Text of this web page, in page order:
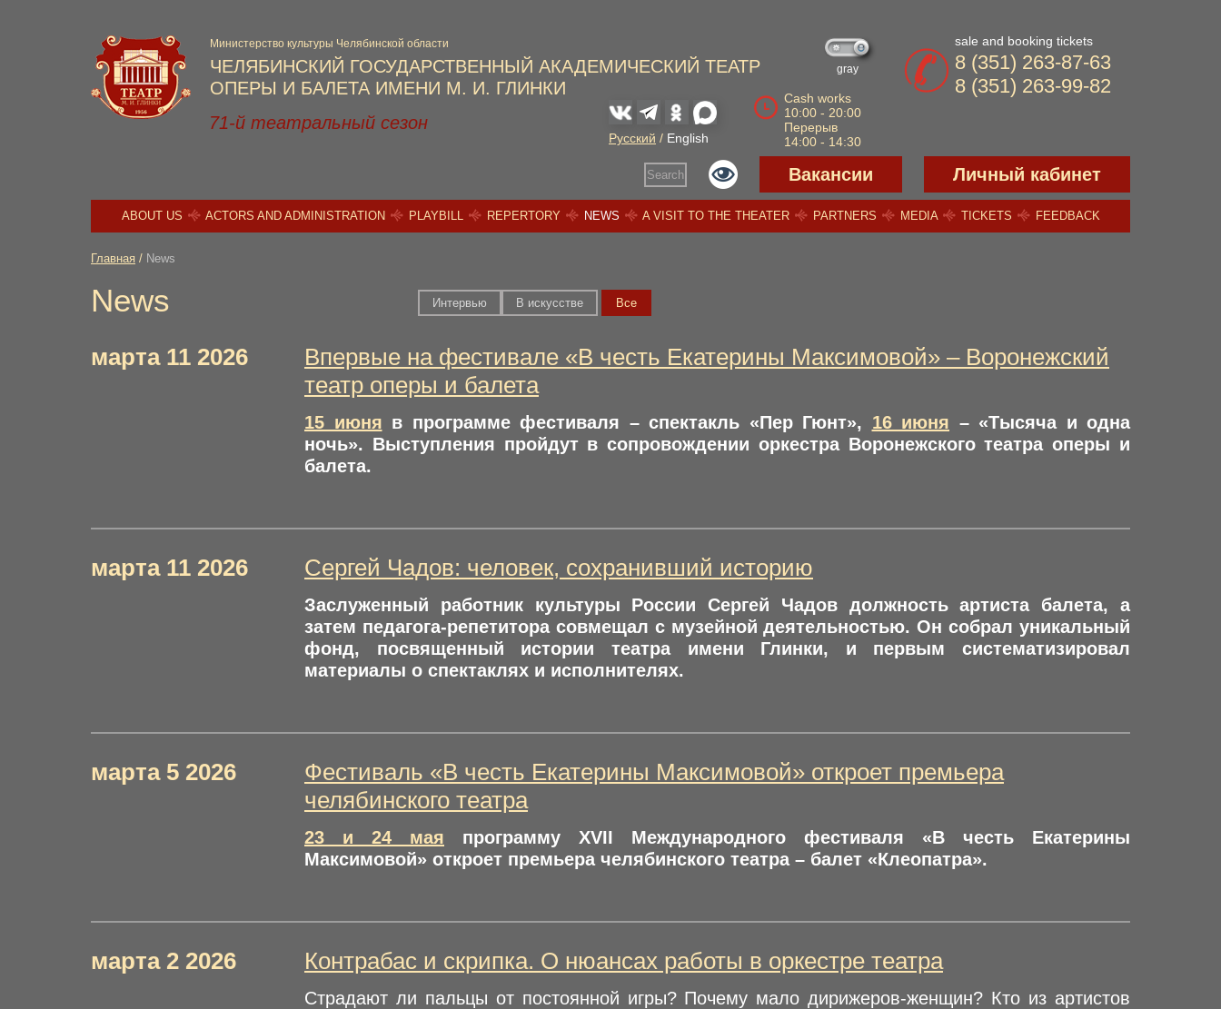
ЧЕЛЯБИНСКИЙ ГОСУДАРСТВЕННЫЙ АКАДЕМИЧЕСКИЙ ТЕАТР
ОПЕРЫ И БАЛЕТА ИМЕНИ М. И. ГЛИНКИ
Министерство культуры Челябинской области
gray
Cash works
10:00 - 20:00
Перерыв
14:00 - 14:30
Русский / English
sale and booking tickets
8 (351) 263-87-63
8 (351) 263-99-82
71-й театральный сезон
Search Вакансии Личный кабинет
ABOUT US ACTORS AND ADMINISTRATION PLAYBILL REPERTORY NEWS A VISIT TO THE THEATER PARTNERS MEDIA TICKETS FEEDBACK
Главная / News
News Интервью В искусстве Вce
марта 11 2026
Впервые на фестивале «В честь Екатерины Максимовой» – Воронежский
театр оперы и балета
15 июня в программе фестиваля – спектакль «Пер Гюнт», 16 июня – «Тысяча и одна
ночь». Выступления пройдут в сопровождении оркестра Воронежского театра оперы и
балета.
марта 11 2026 Сергей Чадов: человек, сохранивший историю
Заслуженный работник культуры России Сергей Чадов должность артиста балета, а
затем педагога-репетитора совмещал с музейной деятельностью. Он собрал уникальный
фонд, посвященный истории театра имени Глинки, и первым систематизировал
материалы о спектаклях и исполнителях.
марта 5 2026
Фестиваль «В честь Екатерины Максимовой» откроет премьера
челябинского театра
23 и 24 мая программу XVII
Международного фестиваля «В честь Екатерины
Максимовой» откроет премьера челябинского театра – балет «Клеопатра».
марта 2 2026 Контрабас и скрипка. О нюансах работы в оркестре театра
Страдают ли пальцы от постоянной игры? Почему мало дирижеров-женщин? Кто из артистов